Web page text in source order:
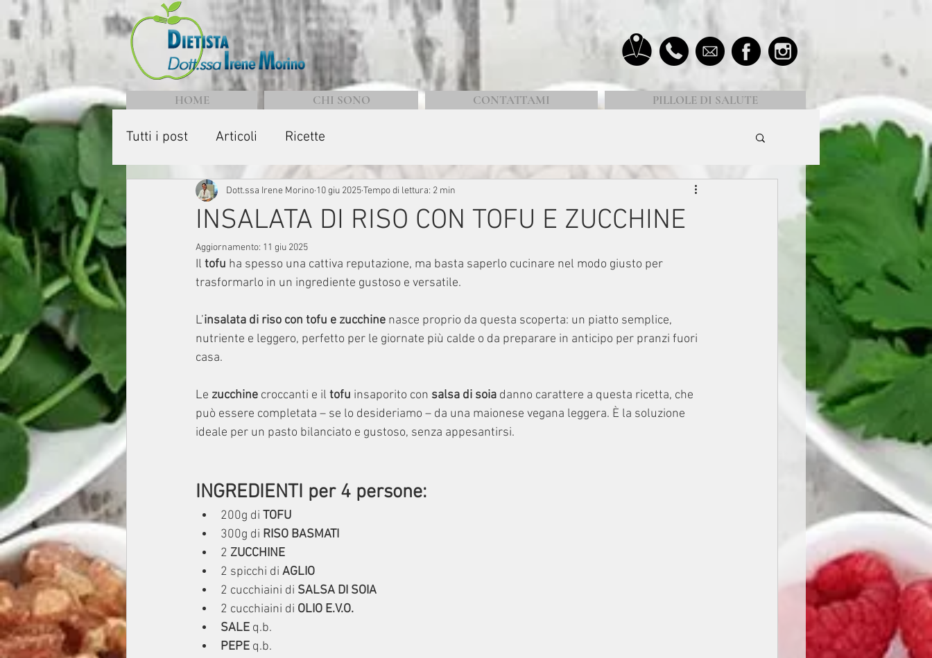
HOME CHI SONO CONTATTAMI PILLOLE DI SALUTE
Tutti i post Articoli Ricette
INSALATA DI RISO CON TOFU E ZUCCHINE
Dott.ssa Irene Morino 10 giu 2025Tempo di lettura: 2 min
Aggiornamento: 11 giu 2025
Il tofu ha spesso una cattiva reputazione, ma basta saperlo cucinare nel modo giusto per
trasformarlo in un ingrediente gustoso e versatile.
L’insalata di riso con tofu e zucchine nasce proprio da questa scoperta: un piatto semplice,
nutriente e leggero, perfetto per le giornate più calde o da preparare in anticipo per pranzi fuori
casa.
Le zucchine croccanti e il tofu insaporito con salsa di soia danno carattere a questa ricetta, che
può essere completata – se lo desideriamo – da una maionese vegana leggera. È la soluzione
ideale per un pasto bilanciato e gustoso, senza appesantirsi.
INGREDIENTI per 4 persone:
200g di TOFU
300g di RISO BASMATI
2 ZUCCHINE
2 spicchi di AGLIO
2 cucchiaini di SALSA DI SOIA
2 cucchiaini di OLIO E.V.O.
SALE q.b.
PEPE q.b.